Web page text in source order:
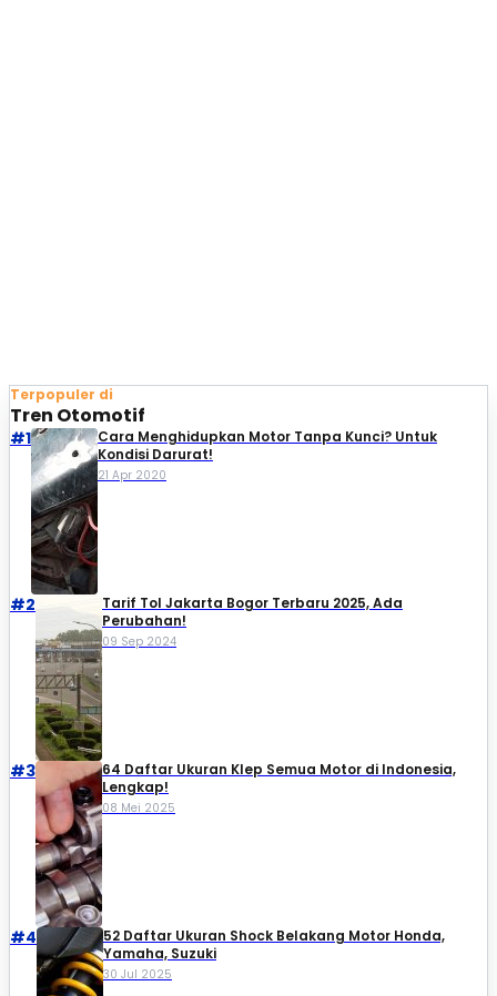
Terpopuler di
Tren Otomotif
#1
Cara Menghidupkan Motor Tanpa Kunci? Untuk
Kondisi Darurat!
21 Apr 2020
#2
Tarif Tol Jakarta Bogor Terbaru 2025, Ada
Perubahan!
09 Sep 2024
#3
64 Daftar Ukuran Klep Semua Motor di Indonesia,
Lengkap!
08 Mei 2025
#4
52 Daftar Ukuran Shock Belakang Motor Honda,
Yamaha, Suzuki​
30 Jul 2025